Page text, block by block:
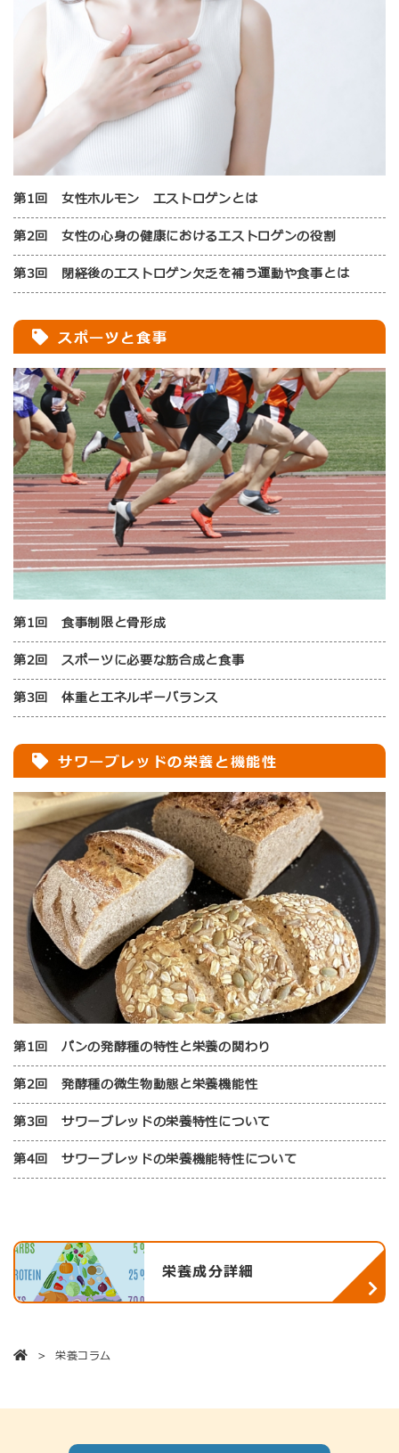
第1回 女性ホルモン エストロゲンとは
第2回 女性の心身の健康におけるエストロゲンの役割
第3回 閉経後のエストロゲン欠乏を補う運動や食事とは
スポーツと食事
第1回 食事制限と骨形成
第2回 スポーツに必要な筋合成と食事
第3回 体重とエネルギーバランス
サワーブレッドの栄養と機能性
第1回 パンの発酵種の特性と栄養の関わり
第2回 発酵種の微生物動態と栄養機能性
第3回 サワーブレッドの栄養特性について
第4回 サワーブレッドの栄養機能特性について
栄養成分詳細
栄養コラム